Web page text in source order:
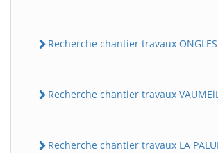
Recherche chantier travaux ONGLES
Recherche chantier travaux
Recherche chantier travaux LA